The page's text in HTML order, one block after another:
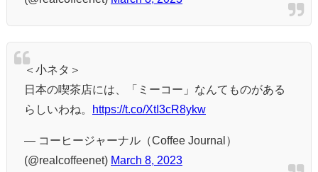
＜小ネタ＞
日本の喫茶店には、「ミーコー」なんてものがある
らしいわね。
https://t.co/XtI3cR8ykw
— コーヒージャーナル（Coffee Journal）
(@realcoffeenet) March 8, 2023